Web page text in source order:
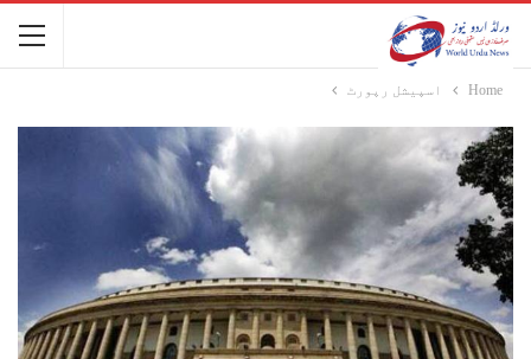
Home اسپیشل رپورٹ